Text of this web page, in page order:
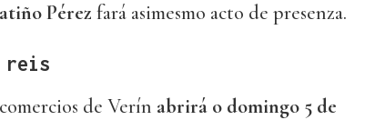
Pérez fará asimesmo acto de presenza.
reis
de Verín abrirá o domingo 5 de